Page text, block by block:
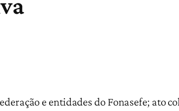
e entidades do Fonasefe; ato